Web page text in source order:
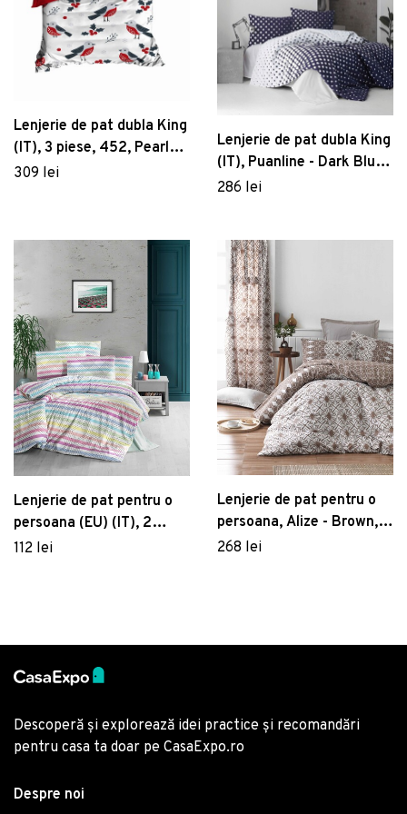
Lenjerie de pat dubla King
(IT), 3 piese, 452, Pearl
Home, Poliester Satinat
309 lei
Lenjerie de pat dubla King
(IT), Puanline - Dark Blue,
Pearl Home, Bumbac
286 lei
Lenjerie de pat pentru o
persoana (EU) (IT), 2
piese, Vals, Victoria, 65%
112 lei
Lenjerie de pat pentru o
persoana, Alize - Brown,
Pearl Home, Bumbac
268 lei
Descoperă și explorează idei practice și recomandări
pentru casa ta doar pe CasaExpo.ro
Despre noi